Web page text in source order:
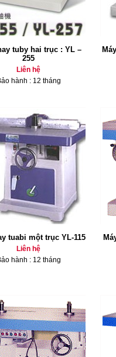
tuby hai trục : YL –
255
Liên hệ
hành : 12 tháng
tuabi một trục YL-115
Liên hệ
hành : 12 tháng